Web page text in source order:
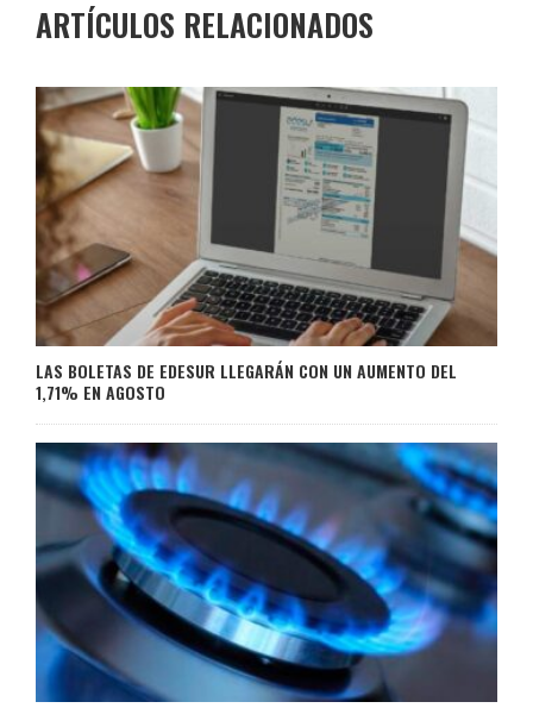
ARTÍCULOS RELACIONADOS
LAS BOLETAS DE EDESUR LLEGARÁN CON UN AUMENTO DEL
1,71% EN AGOSTO